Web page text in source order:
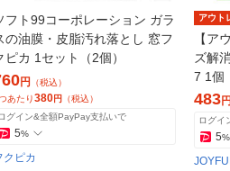
フト99コーポレーション ガラ
の油膜・皮脂汚れ落とし 窓フ
ピカ 1セット（2個）
円 （税込）
あたり380円 （税込）
ログイン&全額PayPay支払いで
5%
クピカ
アウト
【ア
ズ解
7 1個
483円
ログイ
5%